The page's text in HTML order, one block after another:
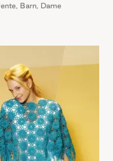
Barn, Dame